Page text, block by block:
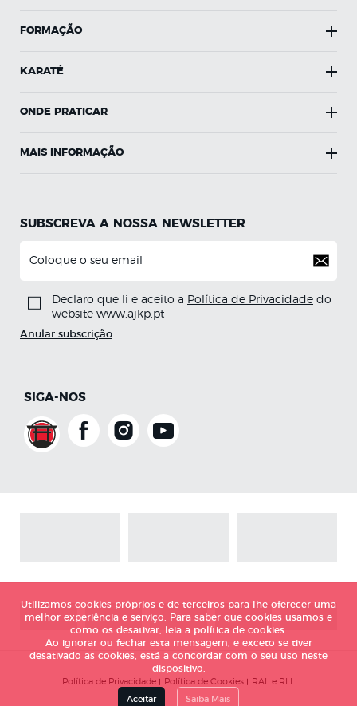
FORMAÇÃO
KARATÉ
ONDE PRATICAR
MAIS INFORMAÇÃO
SUBSCREVA A NOSSA NEWSLETTER
Declaro que li e aceito a Política de Privacidade do
website www.ajkp.pt
Anular subscrição
SIGA-NOS
Política de Privacidade Política de Cookies RAL e RLL
Utilizamos cookies próprios e de terceiros para lhe oferecer uma
melhor experiência e serviço. Para saber que cookies usamos e
como os desativar, leia a política de cookies.
Ao ignorar ou fechar esta mensagem, e exceto se tiver
desativado as cookies, está a concordar com o seu uso neste
dispositivo.
Aceitar Saiba Mais